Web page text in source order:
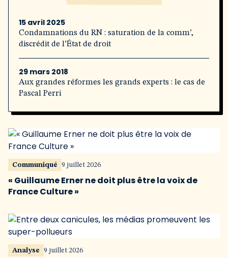
15 avril 2025
Condamnations du RN : saturation de la comm’,
discrédit de l’État de droit
29 mars 2018
Aux grandes réformes les grands experts : le cas de
Pascal Perri
Communiqué 9 juillet 2026
« Guillaume Erner ne doit plus être la voix de
France Culture »
Analyse 9 juillet 2026